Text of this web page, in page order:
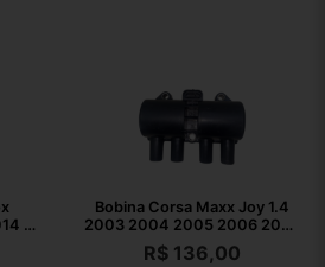
A
Bobina Corsa Maxx Joy 1.4
2003 2004 2005 2006 2007
A 2010
R$ 136,00